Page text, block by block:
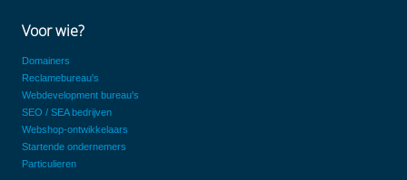
Voor wie?
Domainers
Reclamebureau's
Webdevelopment bureau's
SEO / SEA bedrijven
Webshop-ontwikkelaars
Startende ondernemers
Particulieren